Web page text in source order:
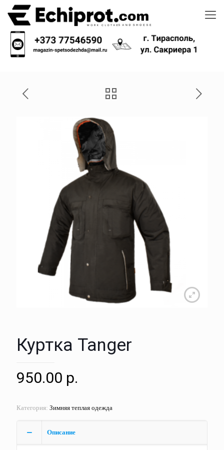
Куртка Tanger
950.00 р.
Категория: Зимняя теплая одежда
Описание